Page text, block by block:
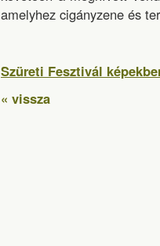
amelyhez cigányzene és
Szüreti Fesztivál
« vissza